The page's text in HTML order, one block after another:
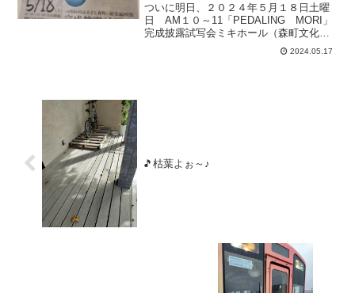
ついに明日、２０２４年５月１８日土曜
日 AM１０～11「PEDALING MORI」
完成披露試写会ミキホール（森町文化会
館）で上映されます！PASのふるさと森
町の魅力が満載！ヤマハ発動機（株）様
2024.05.17
🎵枯葉よぉ～♪